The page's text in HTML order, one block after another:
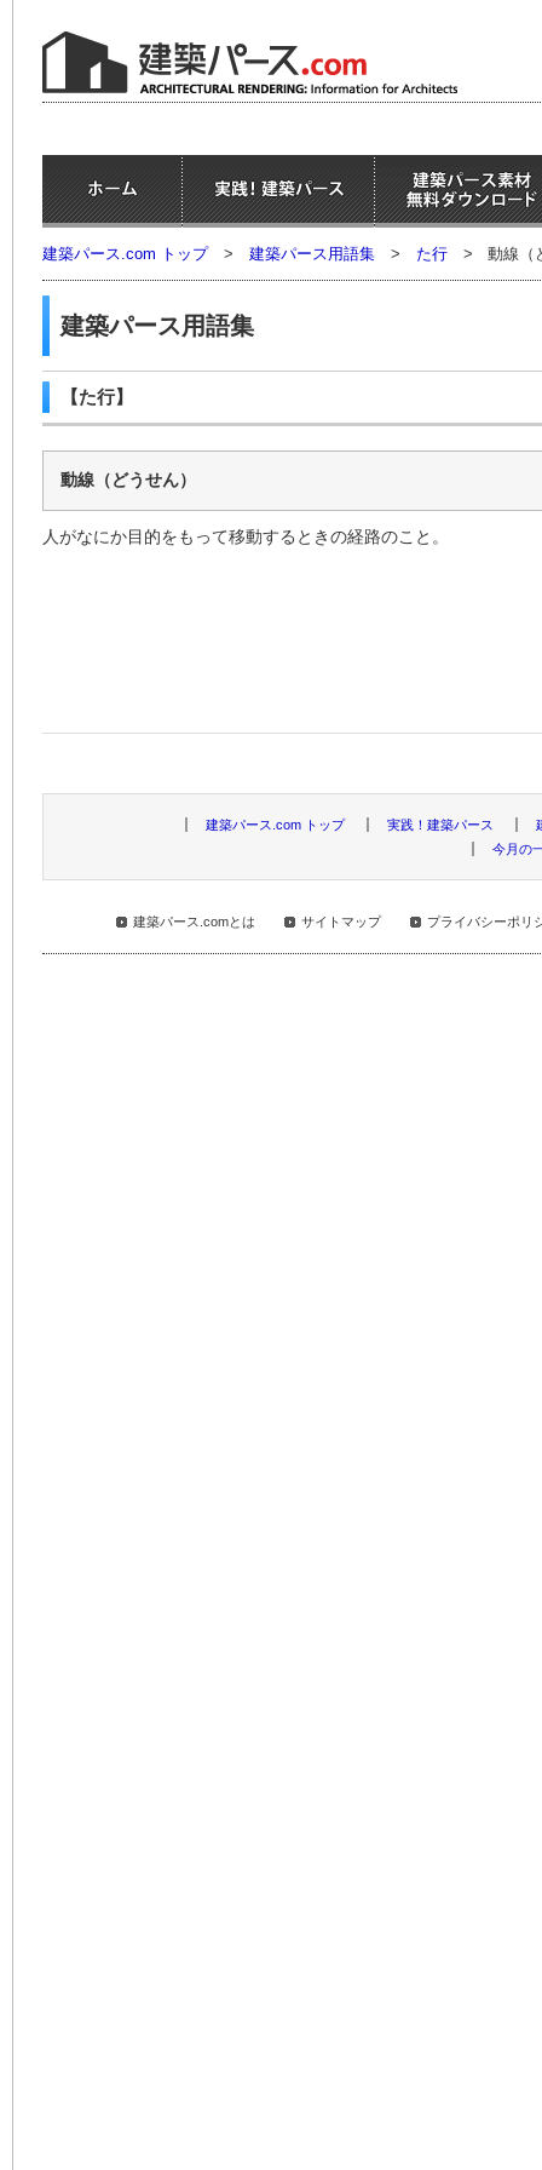
建築パース.com トップ > 建築パース用語集 > た行 > 動線（
建築パース用語集
【た行】
動線（どうせん）
人がなにか目的をもって移動するときの経路のこと。
建築パース.com トップ 実践！建築パース
今月の
建築パース.comとは サイトマップ プライバシーポリ